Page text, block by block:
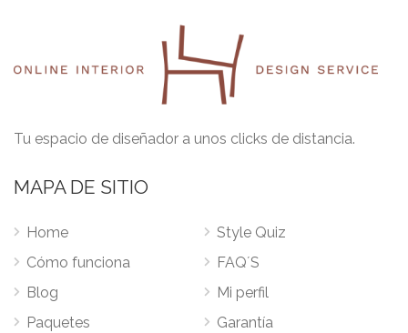
Tu espacio de diseñador a unos clicks de distancia.
MAPA DE SITIO
Home
Cómo funciona
Blog
Paquetes
Style Quiz
FAQ´S
Mi perfil
Garantía